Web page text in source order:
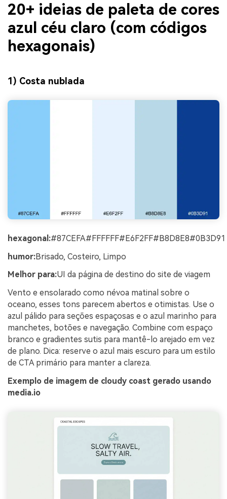
20+ ideias de paleta de cores
azul céu claro (com códigos
hexagonais)
1) Costa nublada
hexagonal:#87CEFA#FFFFFF#E6F2FF#B8D8E8#0B3D91
humor:Brisado, Costeiro, Limpo
Melhor para:UI da página de destino do site de viagem
Vento e ensolarado como névoa matinal sobre o
oceano, esses tons parecem abertos e otimistas. Use o
azul pálido para seções espaçosas e o azul marinho para
manchetes, botões e navegação. Combine com espaço
branco e gradientes sutis para mantê-lo arejado em vez
de plano. Dica: reserve o azul mais escuro para um estilo
de CTA primário para manter a clareza.
Exemplo de imagem de cloudy coast gerado usando
media.io